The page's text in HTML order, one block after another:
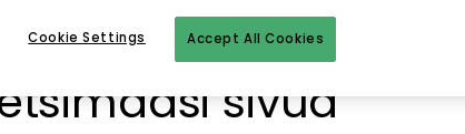
valitettavasti löydä
sivua
Accept All Cookies
Cookie Settings